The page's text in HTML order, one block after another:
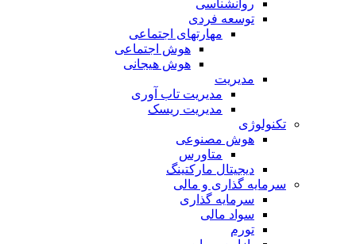
روانشناسی
توسعه فردی
مهارتهای اجتماعی
هوش اجتماعی
هوش هیجانی
مدیریت
مدیریت تاب آوری
مدیریت ریسک
تکنولوژی
هوش مصنوعی
متاورس
دیجیتال مارکتینگ
سرمایه گذاری و مالی
سرمایه گذاری
سواد مالی
تورم